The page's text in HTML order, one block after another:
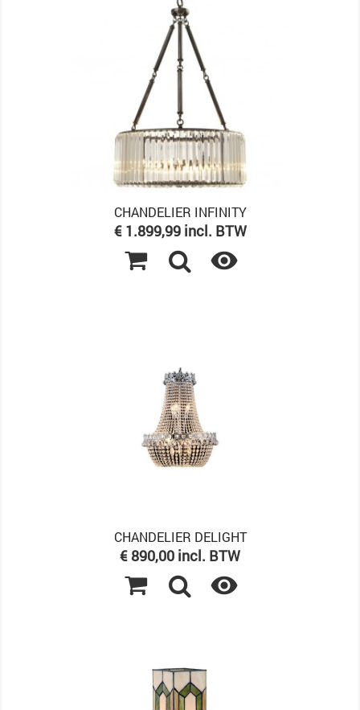
CHANDELIER INFINITY
Prijs
€ 1.899,99 incl. BTW

CHANDELIER DELIGHT
Prijs
€ 890,00 incl. BTW
